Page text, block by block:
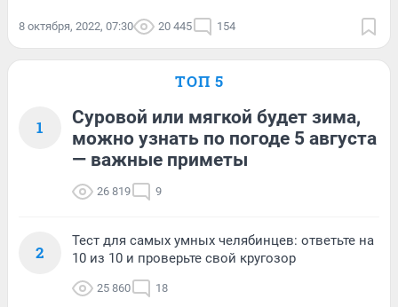
8 октября, 2022, 07:30 20 445 154
ТОП 5
1
Суровой или мягкой будет зима,
можно узнать по погоде 5 августа
— важные приметы
26 819 9
2
Тест для самых умных челябинцев: ответьте на
10 из 10 и проверьте свой кругозор
25 860 18